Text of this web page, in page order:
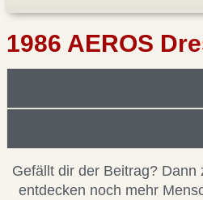
1986 AEROS
Gefällt dir der Beitrag? Dann
entdecken noch mehr